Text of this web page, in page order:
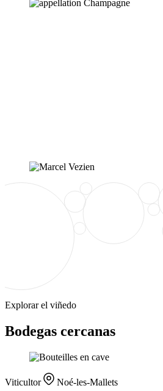
Explorar el viñedo
Bodegas cercanas
Viticultor Noé-les-Mallets